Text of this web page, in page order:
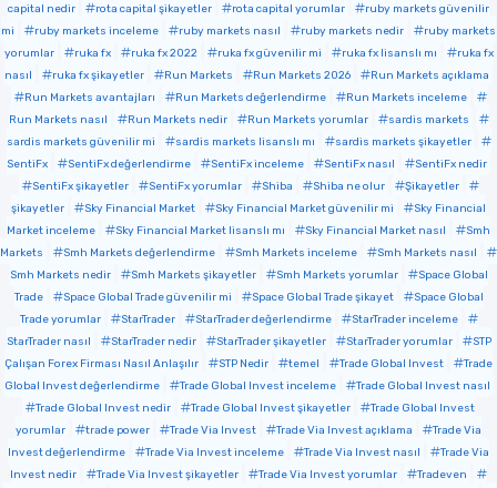
capital nedir
rota capital şikayetler rota capital yorumlar
ruby markets güvenilir
mi
ruby markets inceleme ruby markets nasıl ruby markets nedir
ruby markets
yorumlar
ruka fx ruka fx 2022 ruka fx güvenilir mi ruka fx lisanslı mı
ruka fx
nasıl
ruka fx şikayetler Run Markets Run Markets 2026
Run Markets açıklama
Run Markets avantajları
Run Markets değerlendirme
Run Markets inceleme
Run Markets nasıl
Run Markets nedir Run Markets yorumlar
sardis markets
sardis markets güvenilir mi
sardis markets lisanslı mı
sardis markets şikayetler
SentiFx
SentiFx değerlendirme SentiFx inceleme SentiFx nasıl
SentiFx nedir
SentiFx şikayetler
SentiFx yorumlar Shiba Shiba ne olur
Şikayetler
şikayetler
Sky Financial Market Sky Financial Market güvenilir mi
Sky Financial
Market inceleme
Sky Financial Market lisanslı mı Sky Financial Market nasıl
Smh
Markets
Smh Markets değerlendirme Smh Markets inceleme
Smh Markets nasıl
Smh Markets nedir
Smh Markets şikayetler Smh Markets yorumlar
Space Global
Trade
Space Global Trade güvenilir mi Space Global Trade şikayet
Space Global
Trade yorumlar
StarTrader StarTrader değerlendirme
StarTrader inceleme
StarTrader nasıl
StarTrader nedir StarTrader şikayetler StarTrader yorumlar
STP
Çalışan Forex Firması Nasıl Anlaşılır
STP Nedir temel Trade Global Invest
Trade
Global Invest değerlendirme
Trade Global Invest inceleme
Trade Global Invest nasıl
Trade Global Invest nedir
Trade Global Invest şikayetler
Trade Global Invest
yorumlar
trade power Trade Via Invest Trade Via Invest açıklama
Trade Via
Invest değerlendirme
Trade Via Invest inceleme Trade Via Invest nasıl
Trade Via
Invest nedir
Trade Via Invest şikayetler Trade Via Invest yorumlar
Tradeven